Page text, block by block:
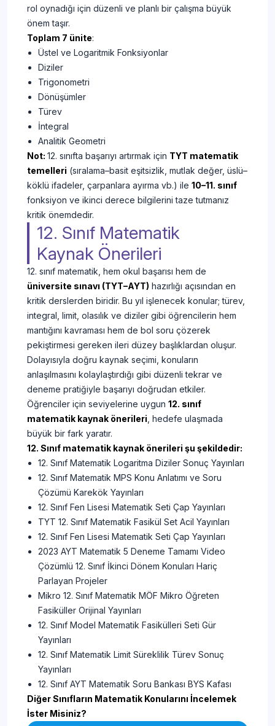
rol oynadığı için düzenli ve planlı bir çalışma büyük
önem taşır.
Toplam 7 ünite:
Üstel ve Logaritmik Fonksiyonlar
Diziler
Trigonometri
Dönüşümler
Türev
İntegral
Analitik Geometri
Not: 12. sınıfta başarıyı artırmak için TYT matematik
temelleri (sıralama–basit eşitsizlik, mutlak değer, üslü–
köklü ifadeler, çarpanlara ayırma vb.) ile 10–11. sınıf
fonksiyon ve ikinci derece bilgilerini taze tutmanız
kritik önemdedir.
12. Sınıf Matematik
Kaynak Önerileri
12. sınıf matematik, hem okul başarısı hem de
üniversite sınavı (TYT–AYT) hazırlığı açısından en
kritik derslerden biridir. Bu yıl işlenecek konular; türev,
integral, limit, olasılık ve diziler gibi öğrencilerin hem
mantığını kavraması hem de bol soru çözerek
pekiştirmesi gereken ileri düzey başlıklardan oluşur.
Dolayısıyla doğru kaynak seçimi, konuların
anlaşılmasını kolaylaştırdığı gibi düzenli tekrar ve
deneme pratiğiyle başarıyı doğrudan etkiler.
Öğrenciler için seviyelerine uygun 12. sınıf
matematik kaynak önerileri , hedefe ulaşmada
büyük bir fark yaratır.
12. Sınıf matematik kaynak önerileri şu şekildedir:
12. Sınıf Matematik Logaritma Diziler Sonuç Yayınları
12. Sınıf Matematik MPS Konu Anlatımı ve Soru
Çözümü Karekök Yayınları
12. Sınıf Fen Lisesi Matematik Seti Çap Yayınları
TYT 12. Sınıf Matematik Fasikül Set Acil Yayınları
12. Sınıf Fen Lisesi Matematik Seti Çap Yayınları
2023 AYT Matematik 5 Deneme Tamamı Video
Çözümlü 12. Sınıf İkinci Dönem Konuları Hariç
Parlayan Projeler
Mikro 12. Sınıf Matematik MÖF Mikro Öğreten
Fasiküller Orijinal Yayınları
12. Sınıf Model Matematik Fasikülleri Seti Gür
Yayınları
12. Sınıf Matematik Limit Süreklilik Türev Sonuç
Yayınları
12. Sınıf AYT Matematik Soru Bankası BYS Kafası
Diğer Sınıfların Matematik Konularını İncelemek
İster Misiniz?